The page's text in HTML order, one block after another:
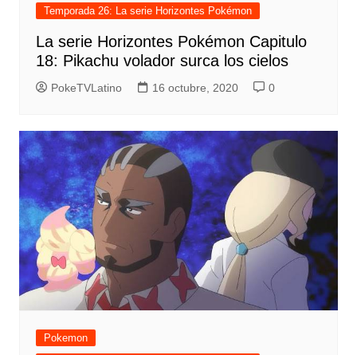
Temporada 26: La serie Horizontes Pokémon
La serie Horizontes Pokémon Capitulo
18: Pikachu volador surca los cielos
PokeTVLatino 16 octubre, 2020 0
Pokemon